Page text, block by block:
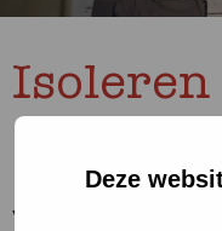
Deze
Isoleren
Het verwarmen
meeste energie.
verbruik te